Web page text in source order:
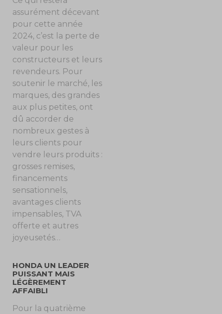
assurément décevant
pour cette année
2024, c’est la perte de
valeur pour les
constructeurs et leurs
revendeurs. Pour
soutenir le marché, les
marques, des grandes
aux plus petites, ont
dû accorder de
nombreux gestes à
leurs clients pour
vendre leurs produits :
grosses remises,
financements
sensationnels,
avantages clients
impensables, TVA
offerte et autres
joyeusetés…
HONDA UN LEADER
PUISSANT MAIS
LÉGÈREMENT
AFFAIBLI
Pour la quatrième